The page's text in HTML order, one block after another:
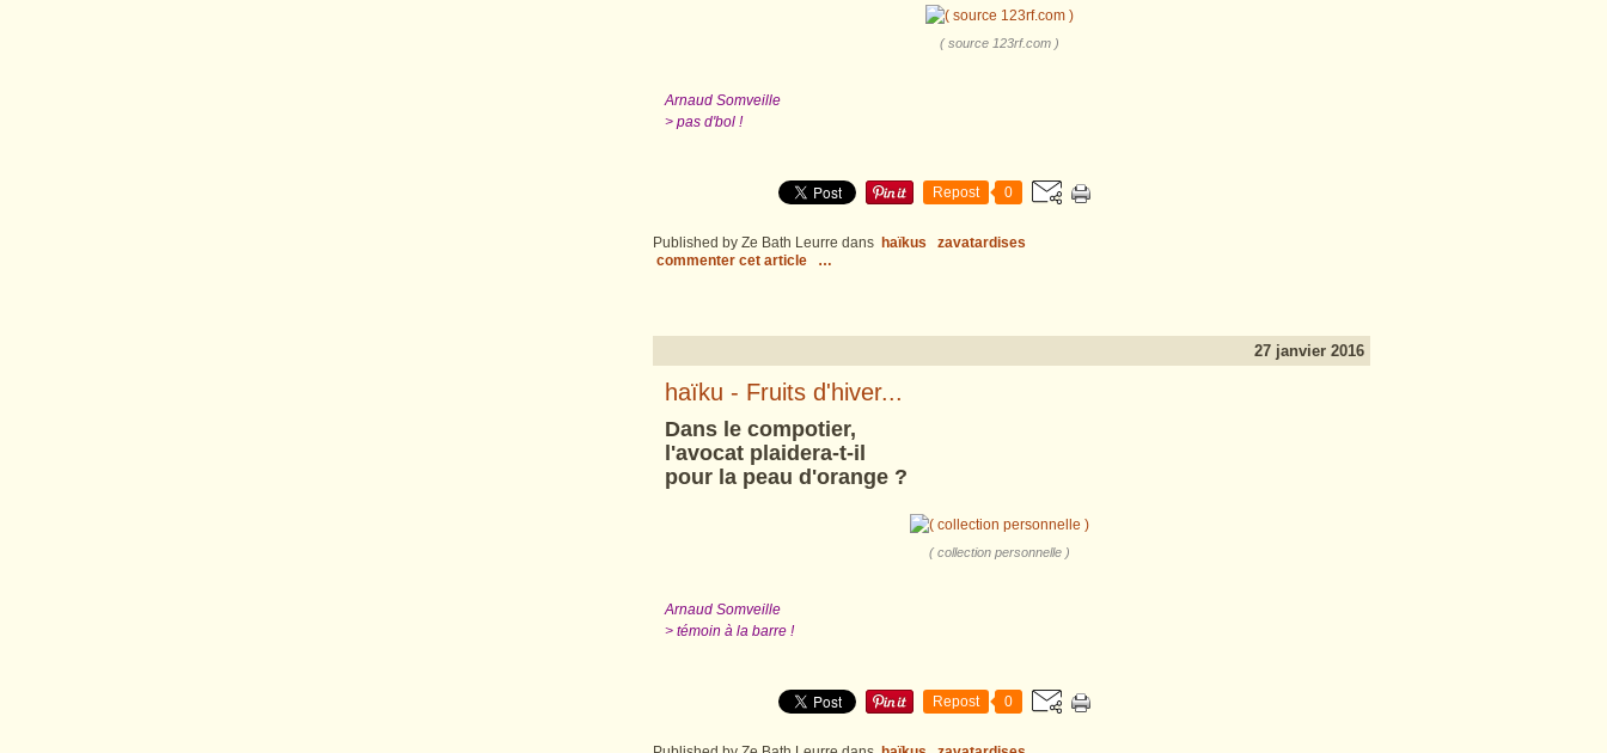
( source 123rf.com )
Arnaud Somveille
> pas d'bol !
Repost 0
Published by Ze Bath Leurre dans haïkus
zavatardises
commenter cet article
…
27 janvier 2016
haïku - Fruits d'hiver...
Dans le compotier,
l'avocat plaidera-t-il
pour la peau d'orange ?
( collection personnelle )
Arnaud Somveille
> témoin à la barre !
Repost 0